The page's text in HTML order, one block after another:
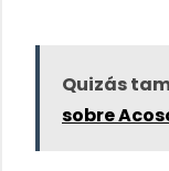
Quizás
sobre